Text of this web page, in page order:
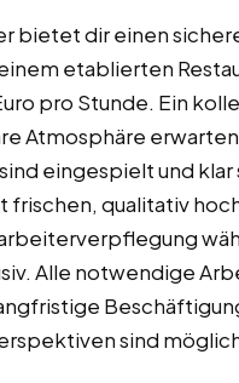
bietet dir einen
etablierten
pro Stunde. Ein
Atmosphäre
eingespielt und
frischen, qualitativ
Alle notwendige
sind